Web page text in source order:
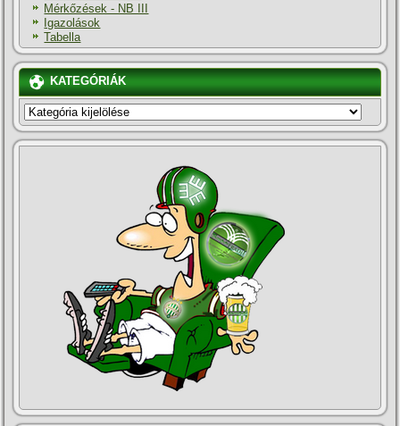
Mérkőzések - NB III
Igazolások
Tabella
KATEGÓRIÁK
KATEGÓRIÁK